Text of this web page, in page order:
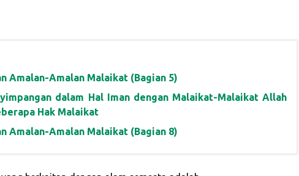
Amalan-Amalan Malaikat (Bagian 5)
dalam Hal Iman dengan Malaikat-Malaikat Allah
Hak Malaikat
Amalan-Amalan Malaikat (Bagian 8)